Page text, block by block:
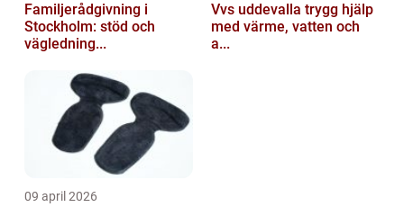
Familjerådgivning i
Stockholm: stöd och
vägledning...
Vvs uddevalla trygg hjälp
med värme, vatten och
a...
09 april 2026